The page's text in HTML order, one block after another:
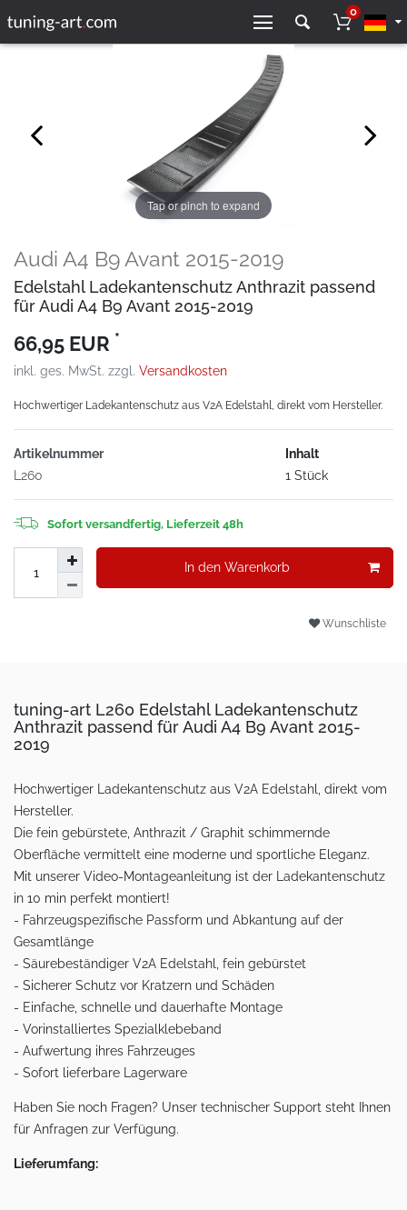
0
Tap or pinch to expand
Audi A4 B9 Avant 2015-2019
Edelstahl Ladekantenschutz Anthrazit passend
für Audi A4 B9 Avant 2015-2019
66,95 EUR *
inkl. ges. MwSt. zzgl. Versandkosten
Hochwertiger Ladekantenschutz aus V2A Edelstahl, direkt vom Hersteller.
Artikelnummer
L260
Inhalt
1 Stück
Sofort versandfertig, Lieferzeit 48h
In den Warenkorb
Wunschliste
tuning-art L260 Edelstahl Ladekantenschutz
Anthrazit passend für Audi A4 B9 Avant 2015-
2019
Hochwertiger Ladekantenschutz aus V2A Edelstahl, direkt vom
Hersteller.
Die fein gebürstete, Anthrazit / Graphit schimmernde
Oberfläche vermittelt eine moderne und sportliche Eleganz.
Mit unserer Video-Montageanleitung ist der Ladekantenschutz
in 10 min perfekt montiert!
- Fahrzeugspezifische Passform und Abkantung auf der
Gesamtlänge
- Säurebeständiger V2A Edelstahl, fein gebürstet
- Sicherer Schutz vor Kratzern und Schäden
- Einfache, schnelle und dauerhafte Montage
- Vorinstalliertes Spezialklebeband
- Aufwertung ihres Fahrzeuges
- Sofort lieferbare Lagerware
Haben Sie noch Fragen? Unser technischer Support steht Ihnen
für Anfragen zur Verfügung.
Lieferumfang: